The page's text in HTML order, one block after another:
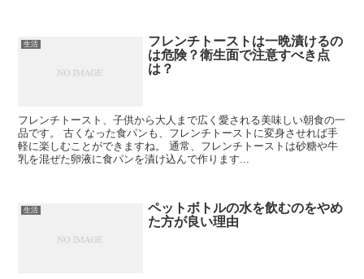
生活
フレンチトーストは一晩漬けるの
は危険？衛生面で注意すべき点
は？
フレンチトースト、子供から大人まで広く愛される美味しい朝食の一
品です。 古くなった食パンも、フレンチトーストに変身させれば手
軽に楽しむことができますね。 通常、フレンチトーストは砂糖や牛
乳を混ぜた卵液に食パンを漬け込んで作ります...
生活
ペットボトルの水を飲むのをやめ
た方が良い理由